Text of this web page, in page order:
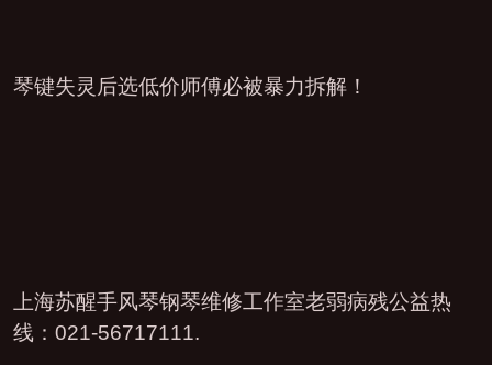
琴键失灵后选低价师傅必被暴力拆解！
上海苏醒手风琴钢琴维修工作室老弱病残公益热
线：021-56717111.